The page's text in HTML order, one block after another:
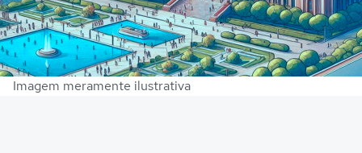
Imagem meramente ilustrativa